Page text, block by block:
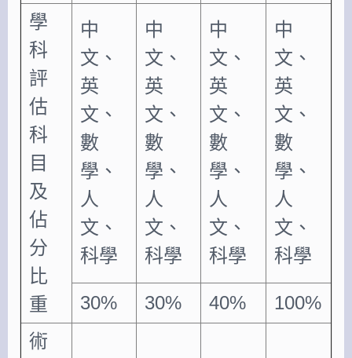
學
科
評
估
科
目
及
佔
分
比
重
中
文、
英
文、
數
學、
人
文、
科學
中
文、
英
文、
數
學、
人
文、
科學
中
文、
英
文、
數
學、
人
文、
科學
中
文、
英
文、
數
學、
人
文、
科學
30% 30% 40%
100%
術